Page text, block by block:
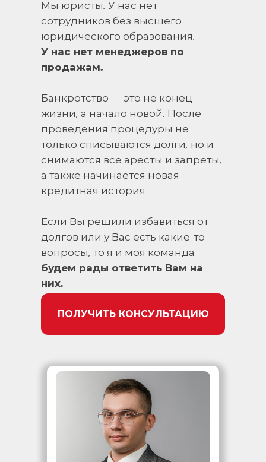
Мы юристы. У нас нет
сотрудников без высшего
юридического образования.
У нас нет менеджеров по
продажам.
Банкротство — это не конец
жизни, а начало новой. После
проведения процедуры не
только списываются долги, но и
снимаются все аресты и запреты,
а также начинается новая
кредитная история.
Если Вы решили избавиться от
долгов или у Вас есть какие-то
вопросы, то я и моя команда
будем рады ответить Вам на
них.
ПОЛУЧИТЬ КОНСУЛЬТАЦИЮ